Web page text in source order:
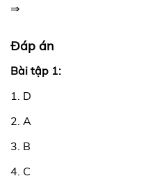
⇒
Đáp án
Bài tập 1:
1. D
2. A
3. B
4. C